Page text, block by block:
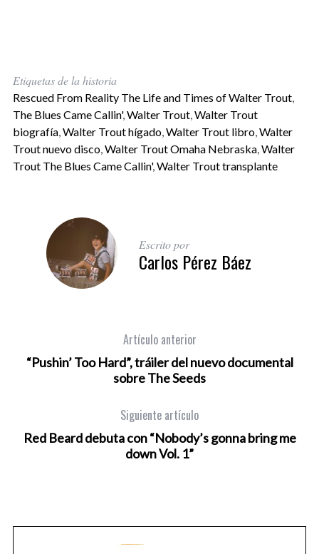
Etiquetas de la historia
Rescued From Reality The Life and Times of Walter Trout,
The Blues Came Callin',Walter Trout,Walter Trout
biografía,Walter Trout hígado,Walter Trout libro,Walter
Trout nuevo disco,Walter Trout Omaha Nebraska,Walter
Trout The Blues Came Callin',Walter Trout transplante
Escrito por
Carlos Pérez Báez
Artículo anterior
“Pushin’ Too Hard”, tráiler del nuevo documental
sobre The Seeds
Siguiente artículo
Red Beard debuta con “Nobody’s gonna bring me
down Vol. 1”